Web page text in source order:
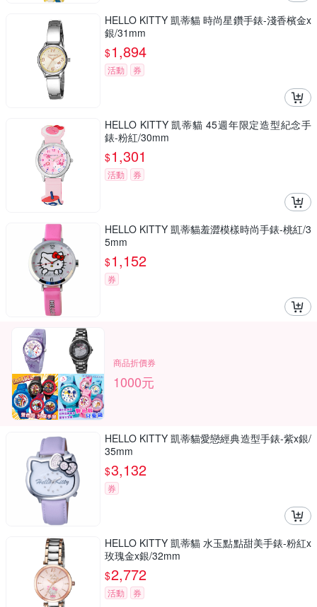
HELLO KITTY 凱蒂貓 時尚星鑽手錶-淺香檳金x
銀/31mm
$1,894
活動 券
HELLO KITTY 凱蒂貓 45週年限定造型紀念手
錶-粉紅/30mm
$1,301
活動 券
HELLO KITTY 凱蒂貓羞澀模樣時尚手錶-桃紅/3
5mm
$1,152
券
商品折價券
1000元
HELLO KITTY 凱蒂貓愛戀經典造型手錶-紫x銀/
35mm
$3,132
券
HELLO KITTY 凱蒂貓 水玉點點甜美手錶-粉紅x
玫瑰金x銀/32mm
$2,772
活動 券